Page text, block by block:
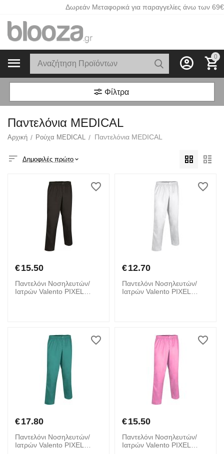
Δωρεάν Μεταφορικά για παραγγελίες άνω των 69€
0
Φίλτρα
Παντελόνια MEDICAL
Αρχική / Ρούχα MEDICAL / Παντελόνια MEDICAL
Δημοφιλές πρώτο
€15.50
Παντελόνι Νοσηλευτών/
Ιατρών Valento PIXEL
€12.70
Παντελόνι Νοσηλευτών/
Ιατρών Valento PIXEL
€17.80
Παντελόνι Νοσηλευτών/
Ιατρών Valento PIXEL
€15.50
Παντελόνι Νοσηλευτών/
Ιατρών Valento PIXEL